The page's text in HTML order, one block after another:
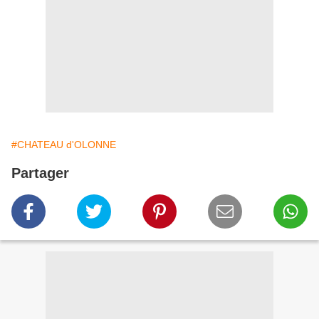
#CHATEAU d'OLONNE
Partager